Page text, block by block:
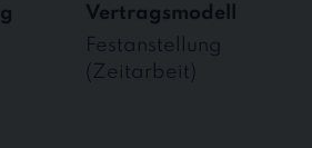
Vertragsmodell
Festanstellung
(Zeitarbeit)